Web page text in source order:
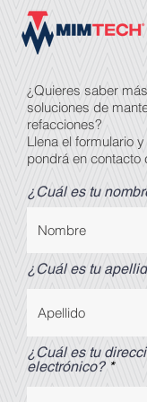
¿Quieres saber
soluciones de
refacciones?
Llena el formulario
pondrá en contacto
¿Cuál es tu
¿Cuál es tu
¿Cuál es tu
electrónico?